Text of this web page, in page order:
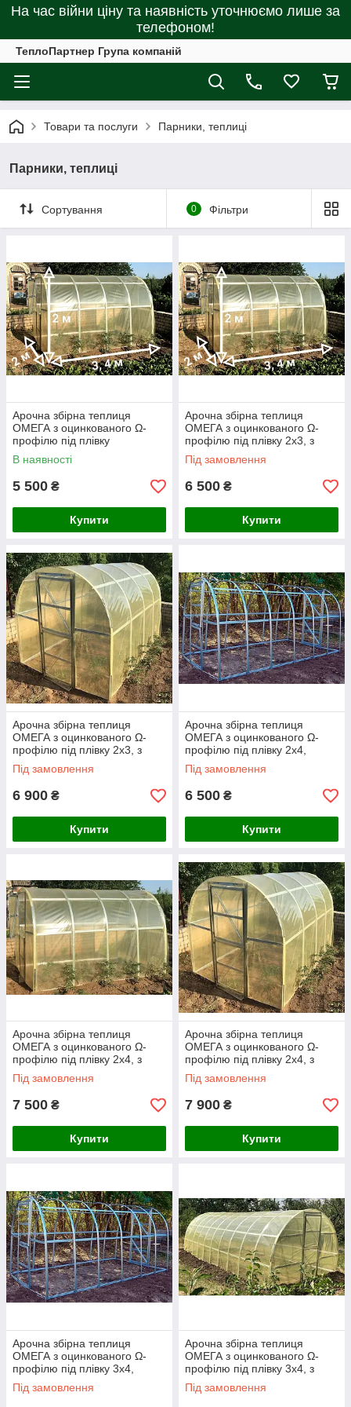
На час війни ціну та наявність уточнюємо лише за
телефоном!
ТеплоПартнер Група компаній
Товари та послуги Парники, теплиці
Парники, теплиці
Сортування 0 Фільтри
Арочна збірна теплиця
ОМЕГА з оцинкованого Ω-
профілю під плівку
В наявності
5 500 ₴
Купити
Арочна збірна теплиця
ОМЕГА з оцинкованого Ω-
профілю під плівку 2х3, з
плівкою 120 мкм
Під замовлення
6 500 ₴
Купити
Арочна збірна теплиця
ОМЕГА з оцинкованого Ω-
профілю під плівку 2х3, з
плівкою 150 мкм
Під замовлення
6 900 ₴
Купити
Арочна збірна теплиця
ОМЕГА з оцинкованого Ω-
профілю під плівку 2х4,
каркас без плівки
Під замовлення
6 500 ₴
Купити
Арочна збірна теплиця
ОМЕГА з оцинкованого Ω-
профілю під плівку 2х4, з
плівкою 120 мкм
Під замовлення
7 500 ₴
Купити
Арочна збірна теплиця
ОМЕГА з оцинкованого Ω-
профілю під плівку 2х4, з
плівкою 150 мкм
Під замовлення
7 900 ₴
Купити
Арочна збірна теплиця
ОМЕГА з оцинкованого Ω-
профілю під плівку 3х4,
каркас без плівки
Під замовлення
Арочна збірна теплиця
ОМЕГА з оцинкованого Ω-
профілю під плівку 3х4, з
плівкою 120 мкм
Під замовлення